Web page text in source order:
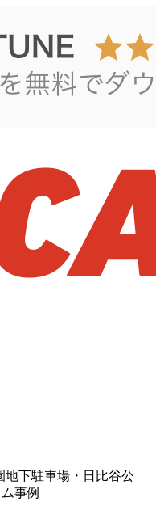
地下駐車場・日比谷公
事例